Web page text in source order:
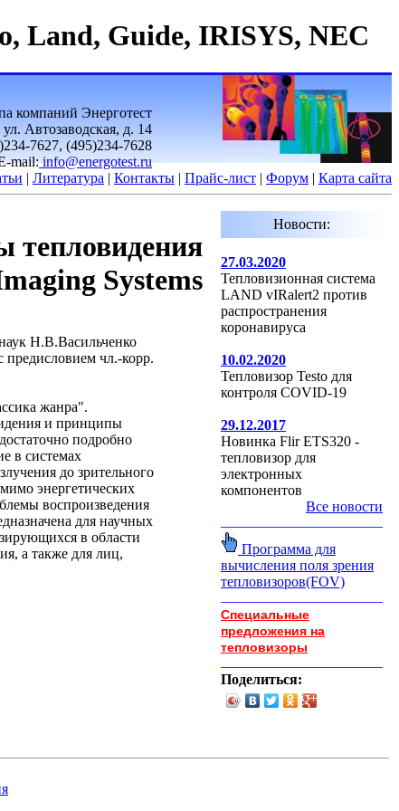
Land, Guide, IRISYS, NEC
компаний Энерготест
Автозаводская, д. 14
7627, (495)234-7628
mail:info@energotest.ru
| Литература | Контакты | Прайс-лист | Форум | Карта сайта
Systems
Н.В.Васильченко
чл.-корр.
жанра".
и принципы
подробно
в системах
до зрительного
энергетических
воспроизведения
для научных
в области
а также для лиц,
Новости:
27.03.2020
Тепловизионная система
LAND vIRalert2 против
распространения
коронавируса
10.02.2020
Тепловизор Testo для
контроля COVID-19
29.12.2017
Новинка Flir ETS320 -
тепловизор для
электронных
компонентов
Все новости
Программа для
вычисления поля зрения
тепловизоров(FOV)
Специальные
предложения на
тепловизоры
Поделиться: